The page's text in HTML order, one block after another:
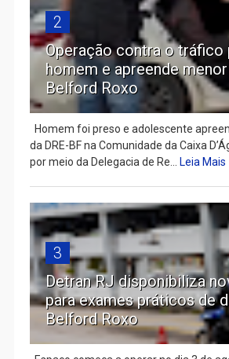
2
Operação contra o tráfico
homem e apreende
Belford Roxo
Homem foi preso e adolescente
da DRE-BF na Comunidade da Caixa
por meio da Delegacia de Re... Leia Mais
3
Detran RJ disponibiliza
para exames práticos de
Belford Roxo